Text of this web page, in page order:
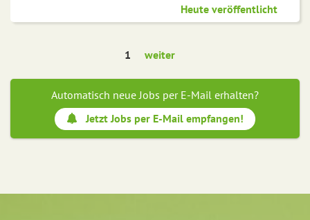
Heute veröffentlicht
1 weiter
Automatisch neue Jobs per E-Mail erhalten?
Jetzt Jobs per E-Mail empfangen!